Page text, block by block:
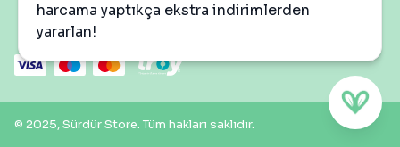
© 2025, Sürdür Store. Tüm hakları saklıdır.
harcama yaptıkça ekstra indirimlerden
yararlan!